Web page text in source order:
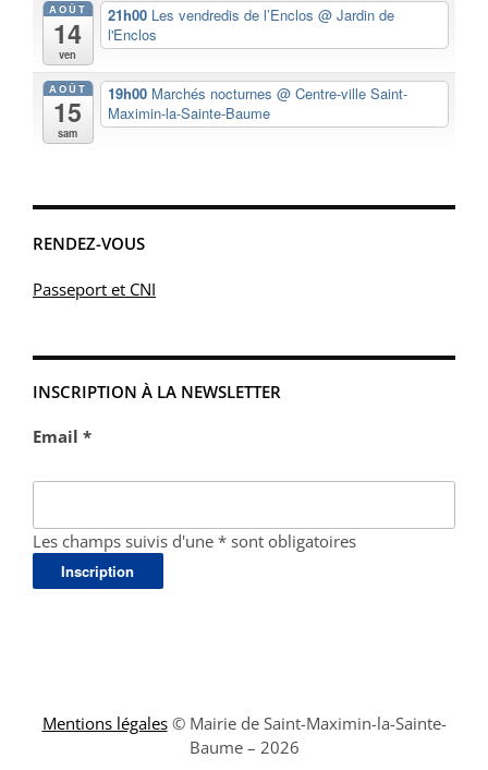
AOÛT
14
ven
21h00 Les vendredis de l’Enclos @ Jardin de
l'Enclos
AOÛT
15
sam
19h00 Marchés nocturnes @ Centre-ville Saint-
Maximin-la-Sainte-Baume
RENDEZ-VOUS
Passeport et CNI
INSCRIPTION À LA NEWSLETTER
Email *
Les champs suivis d'une * sont obligatoires
Mentions légales© Mairie de Saint-Maximin-la-Sainte-
Baume – 2026